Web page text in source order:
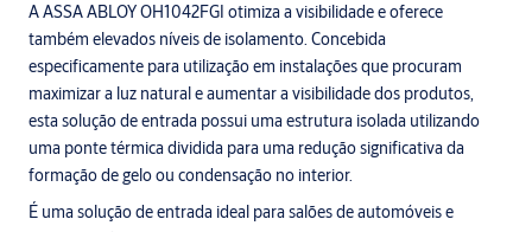
A ASSA ABLOY OH1042FGI otimiza a visibilidade e oferece
também elevados níveis de isolamento. Concebida
especificamente para utilização em instalações que procuram
maximizar a luz natural e aumentar a visibilidade dos produtos,
esta solução de entrada possui uma estrutura isolada utilizando
uma ponte térmica dividida para uma redução significativa da
formação de gelo ou condensação no interior.
É uma solução de entrada ideal para salões de automóveis e